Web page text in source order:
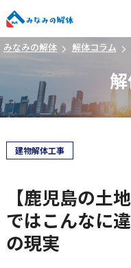
みなみの解体 解体コラム
建物解体工事
【鹿児島の土
ではこんなに
の現実